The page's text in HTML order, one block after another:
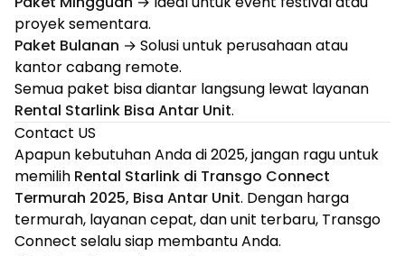
proyek sementara.
Paket Bulanan → Solusi untuk perusahaan atau
kantor cabang remote.
Semua paket bisa diantar langsung lewat layanan
Rental Starlink Bisa Antar Unit.
Contact US
Apapun kebutuhan Anda di 2025, jangan ragu untuk
memilih Rental Starlink di Transgo Connect
Termurah 2025, Bisa Antar Unit. Dengan harga
termurah, layanan cepat, dan unit terbaru, Transgo
Connect selalu siap membantu Anda.